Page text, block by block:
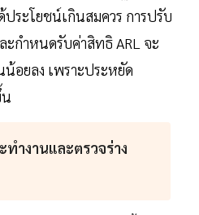
ระโยชน์เกินสมควร การปรับ
ะกำหนดรับค่าสิทธิ ARL จะ
น้อยลง เพราะประหยัด
น
ำงานและตรวจร่าง